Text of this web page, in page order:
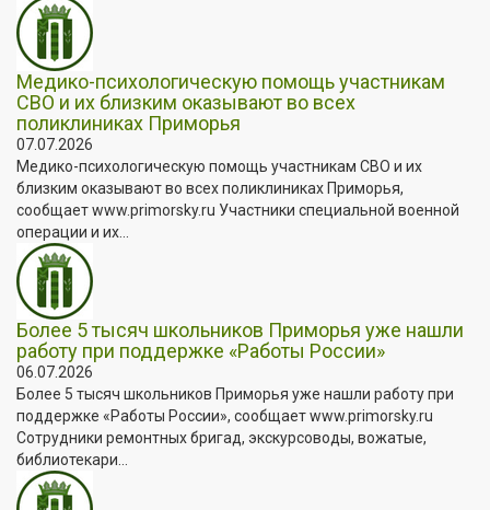
Медико-психологическую помощь участникам
СВО и их близким оказывают во всех
поликлиниках Приморья
07.07.2026
Медико-психологическую помощь участникам СВО и их
близким оказывают во всех поликлиниках Приморья,
сообщает www.primorsky.ru Участники специальной военной
операции и их...
Более 5 тысяч школьников Приморья уже нашли
работу при поддержке «Работы России»
06.07.2026
Более 5 тысяч школьников Приморья уже нашли работу при
поддержке «Работы России», сообщает www.primorsky.ru
Сотрудники ремонтных бригад, экскурсоводы, вожатые,
библиотекари...